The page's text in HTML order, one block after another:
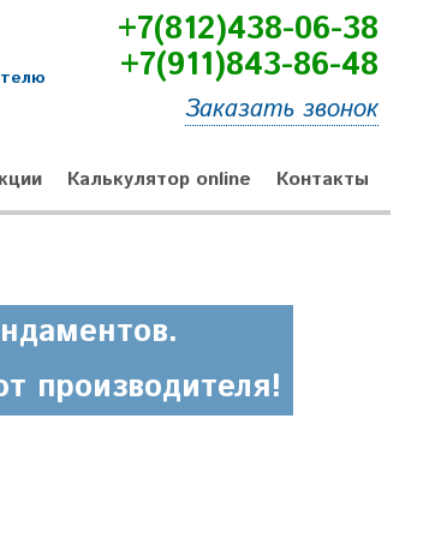
+7(812)438-06-38
+7(911)843-86-48
Заказать звонок
Калькулятор online Контакты
производителя!